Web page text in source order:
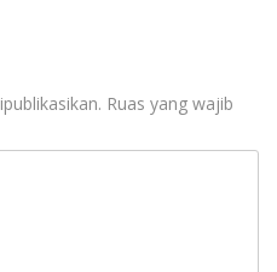
Ruas yang wajib